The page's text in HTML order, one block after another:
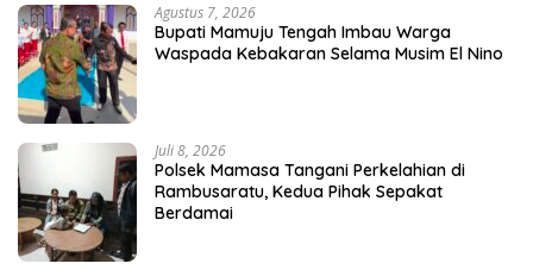
Agustus 7, 2026
Bupati Mamuju Tengah Imbau Warga
Waspada Kebakaran Selama Musim El Nino
Juli 8, 2026
Polsek Mamasa Tangani Perkelahian di
Rambusaratu, Kedua Pihak Sepakat
Berdamai